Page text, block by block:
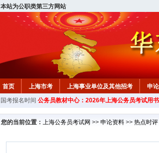
本站为公职类第三方网站
首页 上海市考 上海事业单位及其他招考 申
国考报名时间 公务员教材中心：2026年上海公务员考试用书
您的当前位置： 上海公务员考试网 >> 申论资料 >> 热点时评